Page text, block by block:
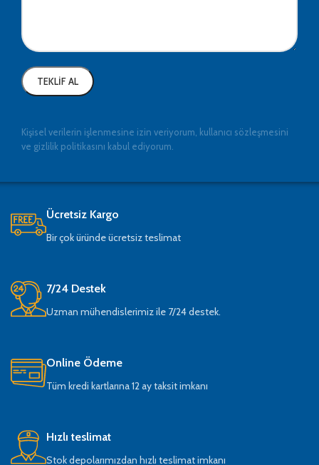
Kişisel verilerin işlenmesine izin veriyorum, kullanıcı sözleşmesini
ve gizlilik politikasını kabul ediyorum.
Ücretsiz Kargo
Bir çok üründe ücretsiz teslimat
7/24 Destek
Uzman mühendislerimiz ile 7/24 destek.
Online Ödeme
Tüm kredi kartlarına 12 ay taksit imkanı
Hızlı teslimat
Stok depolarımızdan hızlı teslimat imkanı